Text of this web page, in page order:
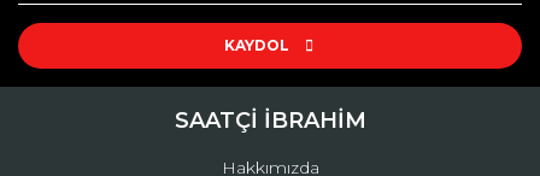
Ürün resmi kalitesiz, bozuk veya görüntülenemiyor.
Ürün açıklamasında eksik bilgiler bulunuyor.
Ürün fiyatı diğer sitelerden daha pahalı.
KAYDOL
SAATÇİ İBRAHİM
Hakkımızda